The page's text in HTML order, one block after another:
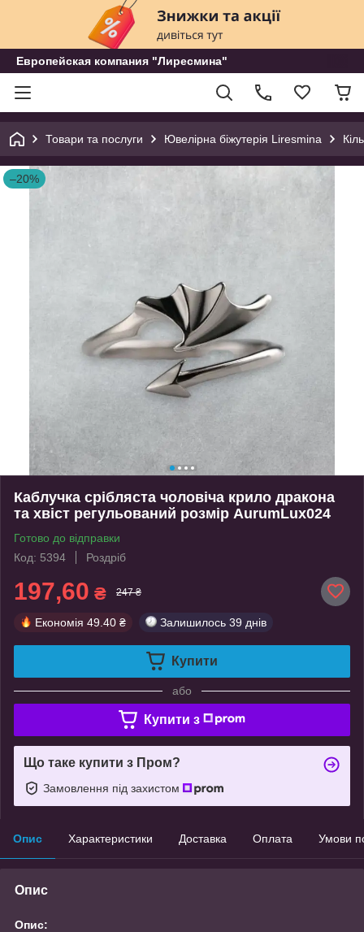
Европейская компания "Лиресмина"
Товари та послуги Ювелірна біжутерія Liresmina
–20%
Каблучка срібляста чоловіча крило дракона
та хвіст регульований розмір AurumLux024
Готово до відправки
Код: 5394
Роздріб
197,60 ₴ 247 ₴
Економія 49.40 ₴ Залишилось 39 днів
Купити
або
Купити з
Що таке купити з Пром?
Замовлення під захистом
Опис Характеристики Доставка Оплата Умови
Опис
Опис: